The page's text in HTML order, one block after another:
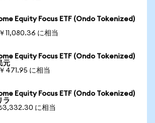
Equity Focus ETF (Ondo Tokenized)
11,080.36 に相当
Equity Focus ETF (Ondo Tokenized)
元
471.95 に相当
Equity Focus ETF (Ondo Tokenized)
ラ
に相当